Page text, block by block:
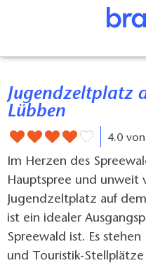
Jugendzeltplatz der Jugendherberge
Lübben
4.0
Im Herzen des
Hauptspree und unweit
Jugendzeltplatz auf
ist ein idealer
Spreewald ist. Es
und Touristik-